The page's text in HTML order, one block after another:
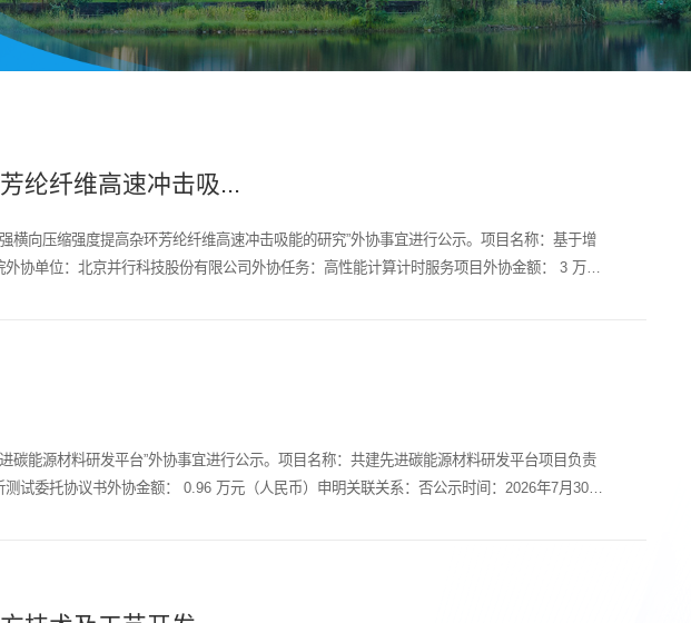
纶纤维高速冲击吸...
向压缩强度提高杂环芳纶纤维高速冲击吸能的研究”外协事宜进行公示。项目名称：基于增
单位：北京并行科技股份有限公司外协任务：高性能计算计时服务项目外协金额： 3 万元
能源材料研发平台”外协事宜进行公示。项目名称：共建先进碳能源材料研发平台项目负责
试委托协议书外协金额： 0.96 万元（人民币）申明关联关系：否公示时间：2026年7月30